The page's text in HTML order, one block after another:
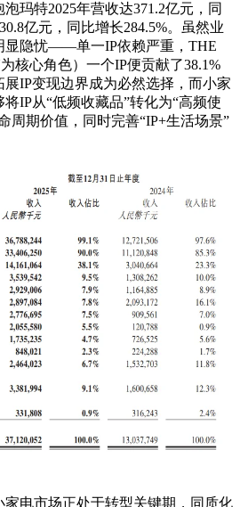
特2025年营收达371.2亿元，同
亿元，同比增长284.5%。虽然业
显隐忧——单一IP依赖严重，THE
核心角色）一个IP便贡献了38.1%
IP变现边界成为必然选择，而小家
IP从“低频收藏品”转化为“高频使
周期价值，同时完善“IP+生活场景”
电市场正处于转型关键期，同质化